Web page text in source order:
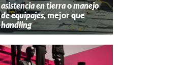
asistencia en tierraomanejo
de equipajes, mejor que
handling